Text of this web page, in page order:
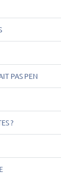
PAS PEN
?